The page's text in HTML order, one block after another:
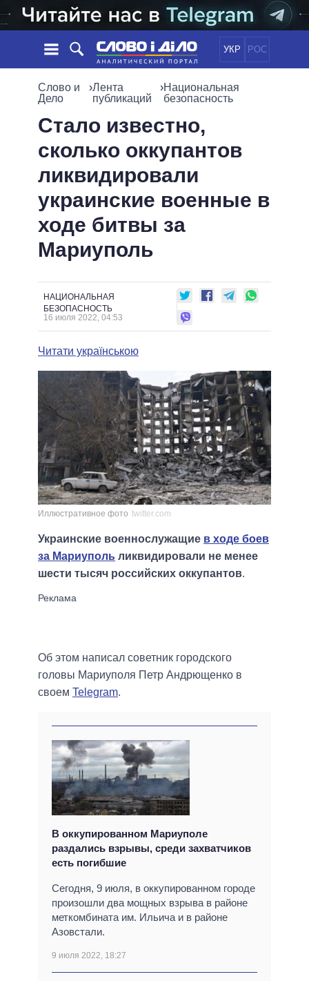
УКР РОС
НОВОСТИ
ЛЕНТА
СТАТЬИ
МНЕНИЯ
ОБЗОРЫ
ДАЙДЖЕСТЫ
ЭКОНОМИКА
ОБЩЕСТВО
МИР
ПОЛИТИКИ
ВСЕ ПОЛИТИКИ
ПРЕЗИДЕНТ И ОФИС
ВЕРХОВНАЯ РАДА
КАБИНЕТ МИНИСТРОВ
ГЛАВЫ ОБЛАДМИНИСТРАЦИЙ
МЭРЫ
ВСЕ ПЕРСОНЫ
ИНФОГРАФИКА
ВИДЕО
Слово и
Дело
›Лента
публикаций
›Национальная
безопасность
Стало известно,
сколько оккупантов
ликвидировали
украинские военные в
ходе битвы за
Мариуполь
НАЦИОНАЛЬНАЯ
БЕЗОПАСНОСТЬ
16 июля 2022, 04:53
Читати українською
Иллюстративное фото twitter.com
Украинские военнослужащие в ходе боев
за Мариуполь ликвидировали не менее
шести тысяч российских оккупантов.
Об этом написал советник городского
головы Мариуполя Петр Андрющенко в
своем Telegram.
В оккупированном Мариуполе
раздались взрывы, среди захватчиков
есть погибшие
Сегодня, 9 июля, в оккупированном городе
произошли два мощных взрыва в районе
меткомбината им. Ильича и в районе
Азовстали.
9 июля 2022, 18:27